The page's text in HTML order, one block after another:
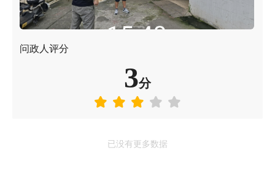
问政人评分
3分
已没有更多数据